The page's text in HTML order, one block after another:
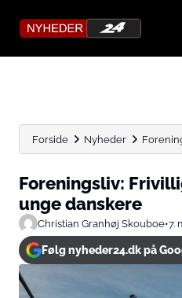
Forside Nyheder
Foreningsliv:
unge danskere
Christian Granhøj Skouboe•7.
Følg nyheder24.dk på